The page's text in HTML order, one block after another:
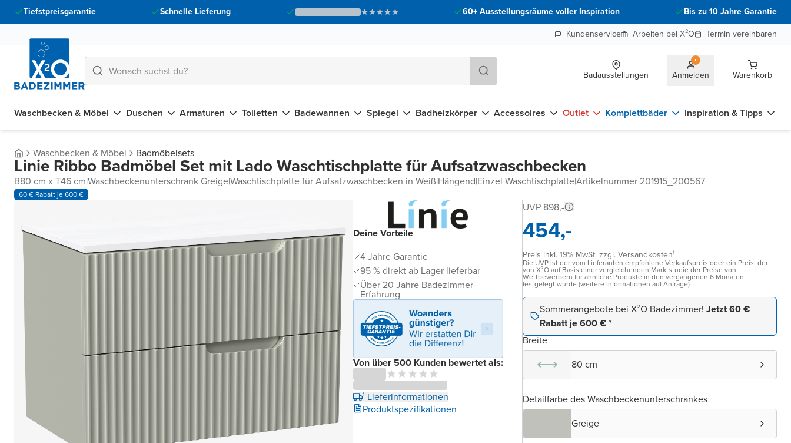
Tiefstpreisgarantie Schnelle Lieferung 60+ Ausstellungsräume voller Inspiration
Bis zu 10 Jahre Garantie
Kundenservice
Arbeiten bei X²O Termin vereinbaren
Badausstellungen Anmelden Warenkorb
Waschbecken & Möbel Duschen Armaturen Toiletten Badewannen Spiegel Badheizkörper Accessoires Outlet Komplettbäder Inspiration & Tipps
Waschbecken & Möbel Badmöbelsets
Linie Ribbo Badmöbel Set mit Lado Waschtischplatte für Aufsatzwaschbecken
B80 cm x T46 cm|Waschbeckenunterschrank Greige|Waschtischplatte für Aufsatzwaschbecken in Weiß|Hängend|Einzel Waschtischplatte|Artikelnummer 201915_200567
60 € Rabatt je 600 €
Deine Vorteile
4 Jahre Garantie
95 % direkt ab Lager lieferbar
Über 20 Jahre Badezimmer-
Erfahrung
Von über 500 Kunden bewertet als:
¹ Lieferinformationen
Produktspezifikationen
UVP 898,-
454,-
Preis inkl. 19% MwSt. zzgl. Versandkosten¹
Die UVP ist der vom Lieferanten empfohlene Verkaufspreis oder ein Preis, der
von X²O auf Basis einer vergleichenden Marktstudie der Preise von
Wettbewerbern für ähnliche Produkte in den vergangenen 6 Monaten
festgelegt wurde (weitere Informationen auf Anfrage)
Sommerangebote bei X²O Badezimmer! Jetzt 60 €
Rabatt je 600 € *
Breite
80 cm
Detailfarbe des Waschbeckenunterschrankes
Greige